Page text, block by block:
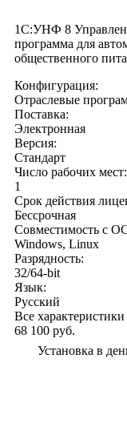
1С:УНФ 8
программа для
общественного
Конфигурация:
Отраслевые
Поставка:
Электронная
Версия:
Стандарт
Число рабочих мест:
1
Срок действия
Бессрочная
Совместимость с
Windows, Linux
Разрядность:
32/64-bit
Язык:
Русский
Все характеристики
68 100 руб.
Установка в